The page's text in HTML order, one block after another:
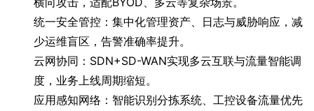
统一安全管控：集中化管理资产、日志与威胁响应，减
少运维盲区，告警准确率提升。
云网协同：SDN+SD-WAN实现多云互联与流量智能调
度，业务上线周期缩短。
应用感知网络：智能识别分拣系统、工控设备流量优先